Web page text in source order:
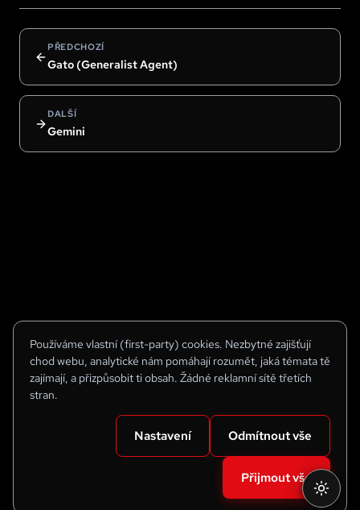
Používáme vlastní (first-party) cookies. Nezbytné zajišťují
chod webu, analytické nám pomáhají rozumět, jaká témata tě
zajímají, a přizpůsobit ti obsah. Žádné reklamní sítě třetích
stran.
Nastavení Odmítnout vše
Přijmout vše
PŘEDCHOZÍ
Gato (Generalist Agent)
DALŠÍ
Gemini